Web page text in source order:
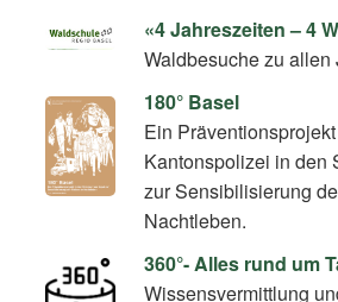
«4 Jahreszeiten – 4
Waldbesuche zu allen
180° Basel
Ein
Kantonspolizei in den
zur Sensibilisierung
Nachtleben.
360°- Alles rund um
Wissensvermittlung